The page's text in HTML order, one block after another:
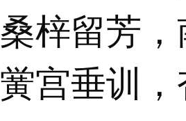
桑梓留芳
黉宫垂训